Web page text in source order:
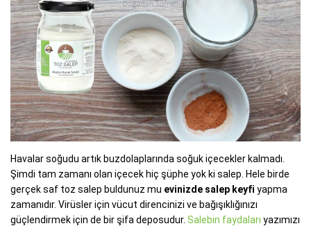
Havalar soğudu artık buzdolaplarında soğuk içecekler kalmadı.
Şimdi tam zamanı olan içecek hiç şüphe yok ki salep. Hele birde
gerçek saf toz salep buldunuz mu evinizde salep keyfi yapma
zamanıdır. Virüsler için vücut direncinizi ve bağışıklığınızı
güçlendirmek için de bir şifa deposudur. Salebin faydaları yazımızı